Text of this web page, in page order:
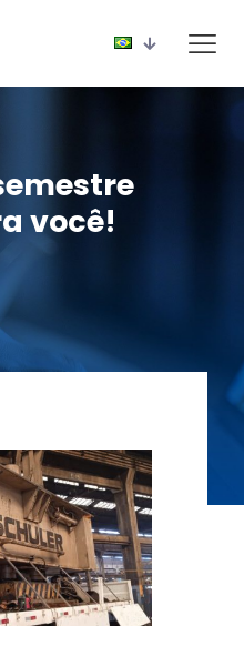
você!